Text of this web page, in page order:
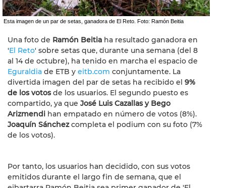
Esta imagen de un par de setas, ganadora de El Reto. Foto: Ramón Beitia
Una foto de Ramón Beitia ha resultado ganadora en
'El Reto' sobre setas que, durante una semana (del 8
al 14 de octubre), ha tenido en marcha el espacio de
Eguraldia de ETB y eitb.com conjuntamente. La
divertida imagen del par de setas ha recibido el 9%
de los votosde los usuarios. El segundo puesto es
compartido, ya que José LuisCazallas y Bego
Arizmendi han empatado en número de votos (8%).
Joaquín Sánchezcompleta el podium con su foto (7%
de los votos).
Por tanto, los usuarios han decidido, con sus votos
emitidos durante el largo fin de semana, que el